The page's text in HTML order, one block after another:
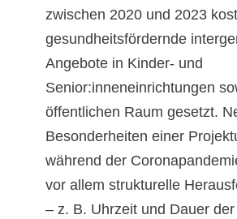
zwischen 2020 und 2023
gesundheitsfördernde
Angebote in Kinder- und
Senior:inneneinrichtungen
öffentlichen Raum gesetzt.
Besonderheiten einer
während der
vor allem strukturelle
– z. B. Uhrzeit und Dauer